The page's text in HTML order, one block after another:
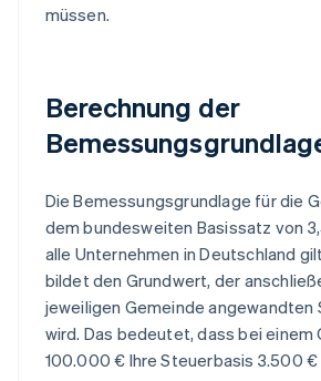
müssen.
Berechnung der
Die Bemessungsgrundlage für die
dem bundesweiten Basissatz von
alle Unternehmen in Deutschland
bildet den Grundwert, der
jeweiligen Gemeinde
wird. Das bedeutet, dass bei
100.000 € Ihre Steuerbasis 3.500